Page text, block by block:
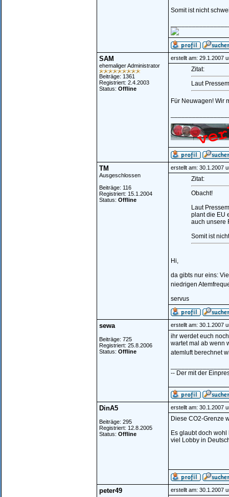
Somit ist nicht
SAM
ehemaliger Administrator
Beiträge: 1361
Registriert: 2.4.2003
Status: Offline
erstellt am: 29.1.2007
Zitat:
Laut
Für Neuwagen! Wir
TM
Ausgeschlossen
Beiträge: 116
Registriert: 15.1.2004
Status: Offline
erstellt am: 30.1.2007
Zitat:
Obacht!
Laut
plant die EU
auch unsere
Somit ist
Hi,
da gibts nur eins:
niedrigen
servus
sewa
Beiträge: 725
Registriert: 25.8.2006
Status: Offline
erstellt am: 30.1.2007
ihr werdet euch
wartet mal ab wenn
atemluft berechnet
-- Der mit der
DinA5
Beiträge: 295
Registriert: 12.8.2005
Status: Offline
erstellt am: 30.1.2007
Diese CO2-Grenze
Es glaubt doch
viel Lobby in
peter49 erstellt am: 30.1.2007